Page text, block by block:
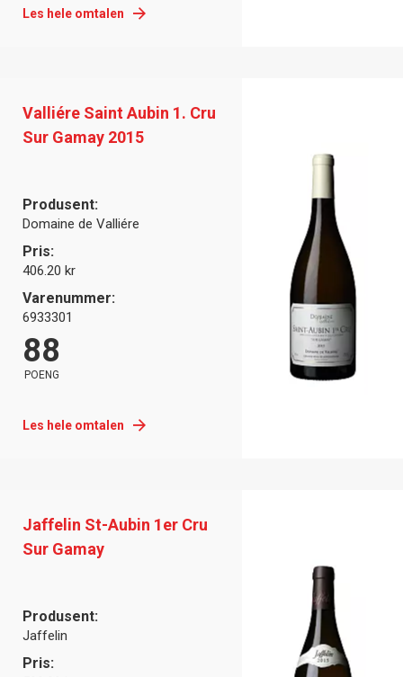
Les hele omtalen
Valliére Saint Aubin 1. Cru
Sur Gamay 2015
Produsent:
Domaine de Valliére
Pris:
406.20 kr
Varenummer:
6933301
88
POENG
Les hele omtalen
Jaffelin St-Aubin 1er Cru
Sur Gamay
Produsent:
Jaffelin
Pris: